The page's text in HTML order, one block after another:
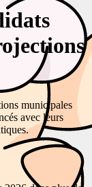
municipales
avec leurs